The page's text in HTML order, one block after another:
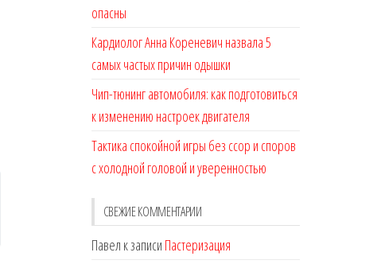
опасны
Кардиолог Анна Кореневич назвала 5
самых частых причин одышки
Чип-тюнинг автомобиля: как подготовиться
к изменению настроек двигателя
Тактика спокойной игры без ссор и споров
с холодной головой и уверенностью
СВЕЖИЕ КОММЕНТАРИИ
Павел к записи Пастеризация